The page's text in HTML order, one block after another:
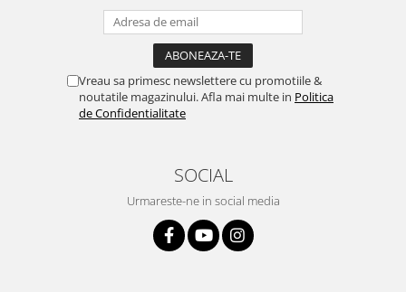
Vreau sa primesc newslettere cu promotiile &
noutatile magazinului. Afla mai multe in Politica
de Confidentialitate
SOCIAL
Urmareste-ne in social media